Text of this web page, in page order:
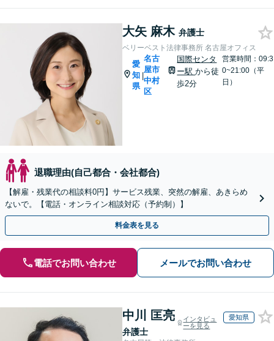
大矢 麻木 弁護士
ベリーベスト法律事務所 名古屋オフィス
愛
知
県
|
名古
屋市
中村
区
国際センタ
ー駅から徒
歩2分
営業時間：09:3
0~21:00（平
日）
退職理由(自己都合・会社都合)
【解雇・残業代の相談料0円】サービス残業、突然の解雇、あきらめ
ないで。【電話・オンライン相談対応（予約制）】
料金表を見る
電話でお問い合わせ メールでお問い合わせ
中川 匡亮
弁護士
インタビュ
ーを見る
愛知県